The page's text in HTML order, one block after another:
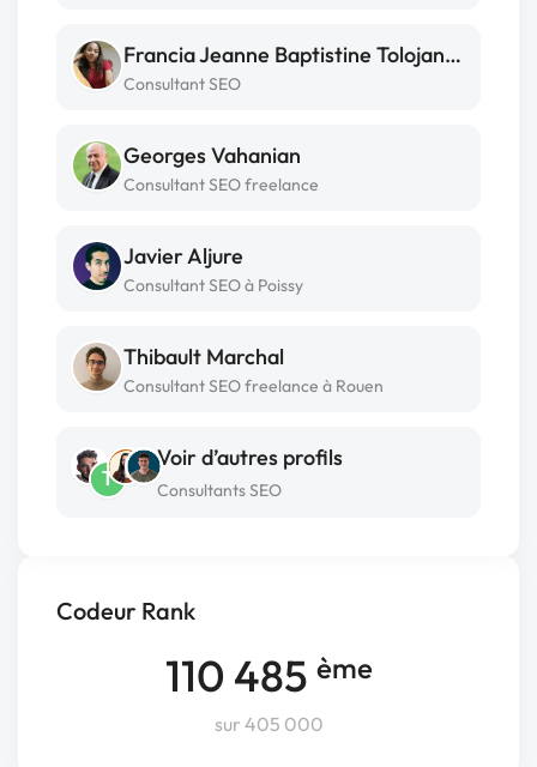
Codeur Rank
110 485 ème
sur 405 000
Francia Jeanne Baptistine Tolojanahary
Consultant SEO
Georges Vahanian
Consultant SEO freelance
Javier Aljure
Consultant SEO à Poissy
Thibault Marchal
Consultant SEO freelance à Rouen
T
Voir d’autres profils
Consultants SEO